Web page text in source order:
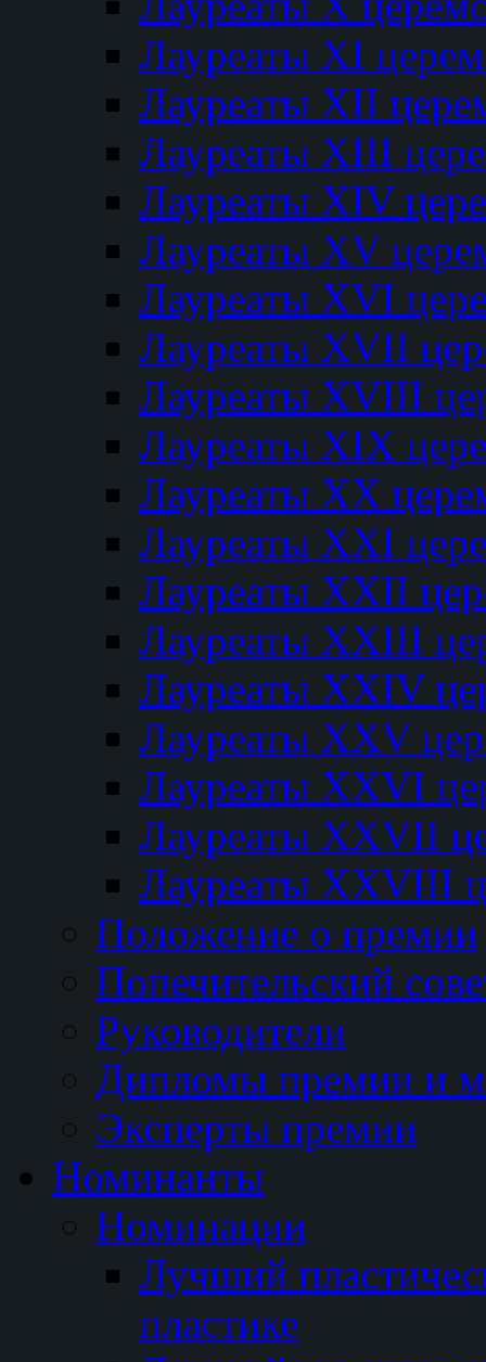
Лауреаты XI
Лауреаты XII
Лауреаты XIII
Лауреаты XIV
Лауреаты XV
Лауреаты XVI
Лауреаты XVII
Лауреаты XVIII
Лауреаты XIX
Лауреаты XX
Лауреаты XXI
Лауреаты XXII
Лауреаты XXIII
Лауреаты XXIV
Лауреаты XXV
Лауреаты XXVI
Лауреаты XXVII
Лауреаты XXVIII
Положение о премии
Попечительский
Руководители
Дипломы премии и
Эксперты премии
Номинанты
Номинации
Лучший
пластике